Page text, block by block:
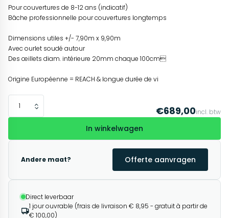
Pour couvertures de 8-12 ans (indicatif)
Bâche professionnelle pour couvertures longtemps
Dimensions utiles +/- 7,90m x 9,90m
Avec ourlet soudé autour
Des œillets diam. intérieure 20mm chaque 100cm
Origine Européenne = REACH & longue durée de vi
€689,00incl. btw
In winkelwagen
Andere maat? Offerte aanvragen
Direct leverbaar
1 jour ouvrable (frais de livraison € 8,95 - gratuit à partir de
€ 100,00)